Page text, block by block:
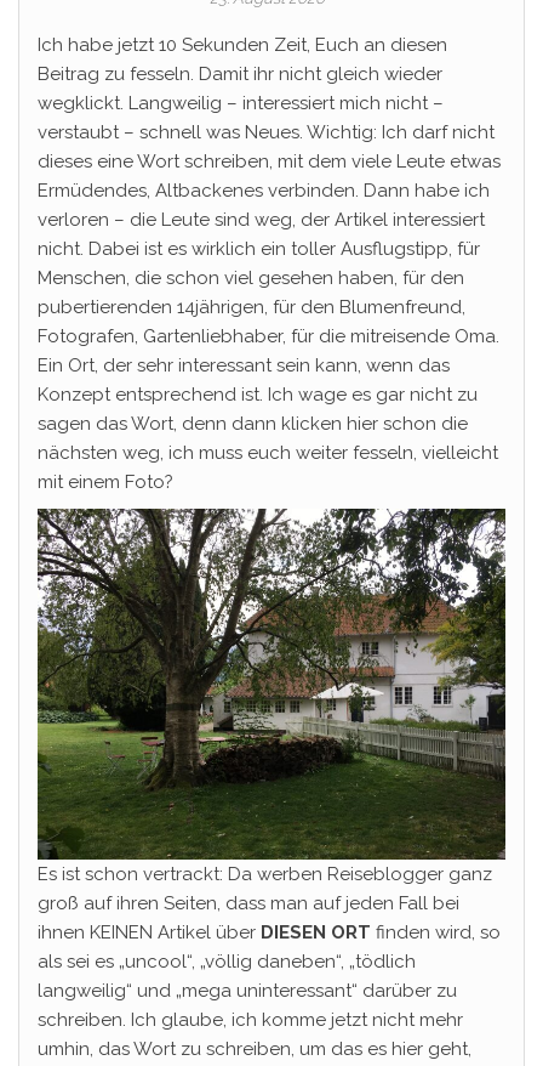
Ich habe jetzt 10 Sekunden Zeit, Euch an diesen
Beitrag zu fesseln. Damit ihr nicht gleich wieder
wegklickt. Langweilig – interessiert mich nicht –
verstaubt – schnell was Neues. Wichtig: Ich darf nicht
dieses eine Wort schreiben, mit dem viele Leute etwas
Ermüdendes, Altbackenes verbinden. Dann habe ich
verloren – die Leute sind weg, der Artikel interessiert
nicht. Dabei ist es wirklich ein toller Ausflugstipp, für
Menschen, die schon viel gesehen haben, für den
pubertierenden 14jährigen, für den Blumenfreund,
Fotografen, Gartenliebhaber, für die mitreisende Oma.
Ein Ort, der sehr interessant sein kann, wenn das
Konzept entsprechend ist. Ich wage es gar nicht zu
sagen das Wort, denn dann klicken hier schon die
nächsten weg, ich muss euch weiter fesseln, vielleicht
mit einem Foto?
Es ist schon vertrackt: Da werben Reiseblogger ganz
groß auf ihren Seiten, dass man auf jeden Fall bei
ihnen KEINEN Artikel über DIESEN ORT finden wird, so
als sei es „uncool“, „völlig daneben“, „tödlich
langweilig“ und „mega uninteressant“ darüber zu
schreiben. Ich glaube, ich komme jetzt nicht mehr
umhin, das Wort zu schreiben, um das es hier geht,